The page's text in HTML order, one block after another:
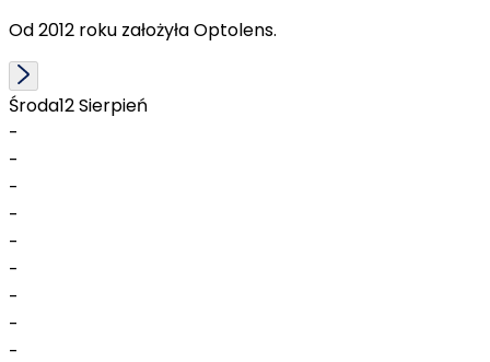
Od 2012 roku założyła Optolens.
Środa12 Sierpień
-
-
-
-
-
-
-
-
-